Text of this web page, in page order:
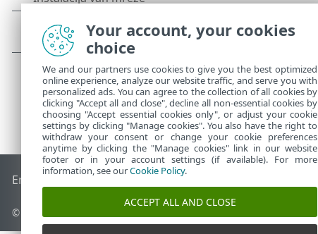
End of Life ESET Forum ESET baza znanja
© 1992 - 2026 ESET, spol. s r.o. - Sva prava zadržana.
Your account, your cookies
choice
We and our partners use cookies to give you the best optimized
online experience, analyze our website traffic, and serve you with
personalized ads. You can agree to the collection of all cookies by
clicking "Accept all and close", decline all non-essential cookies by
choosing "Accept essential cookies only", or adjust your cookie
settings by clicking "Manage cookies". You also have the right to
withdraw your consent or change your cookie preferences
anytime by clicking the "Manage cookies" link in our website
footer or in your account settings (if available). For more
information, see ourCookie Policy.
ACCEPT ALL AND CLOSE